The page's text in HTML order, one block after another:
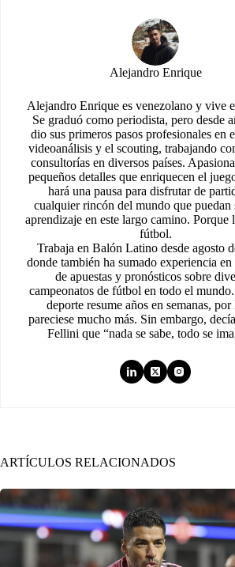
Alejandro Enrique
Alejandro Enrique es venezolano y vive
Se graduó como periodista, pero desde
dio sus primeros pasos profesionales en
videoanálisis y el scouting, trabajando
consultorías en diversos países.
pequeños detalles que enriquecen el
hará una pausa para disfrutar de
cualquier rincón del mundo que puedan
aprendizaje en este largo camino. Porque
fútbol.
Trabaja en Balón Latino desde agosto
donde también ha sumado experiencia
de apuestas y pronósticos sobre
campeonatos de fútbol en todo el
deporte resume años en semanas, por
pareciese mucho más. Sin embargo,
Fellini que “nada se sabe, todo se
ARTÍCULOS RELACIONADOS